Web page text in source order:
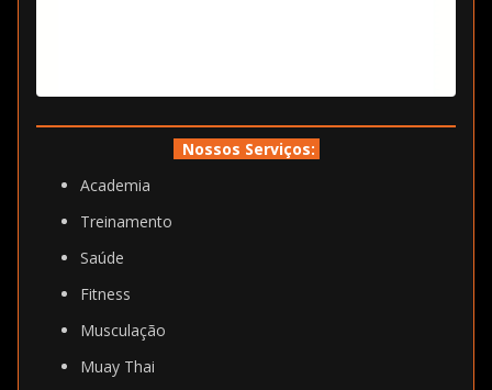
Nossos Serviços:
Academia
Treinamento
Saúde
Fitness
Musculação
Muay Thai